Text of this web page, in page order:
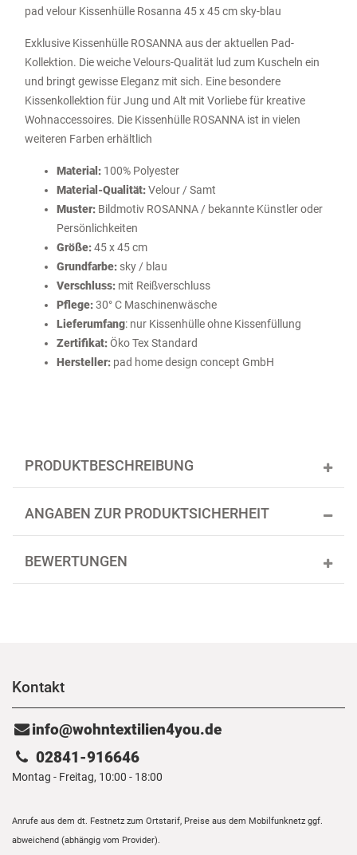
pad velour Kissenhülle Rosanna 45 x 45 cm sky-blau
Exklusive Kissenhülle ROSANNA aus der aktuellen Pad-
Kollektion. Die weiche Velours-Qualität lud zum Kuscheln ein
und bringt gewisse Eleganz mit sich. Eine besondere
Kissenkollektion für Jung und Alt mit Vorliebe für kreative
Wohnaccessoires. Die Kissenhülle ROSANNA ist in vielen
weiteren Farben erhältlich
Material: 100% Polyester
Material-Qualität:Velour / Samt
Muster: Bildmotiv ROSANNA / bekannte Künstler oder
Persönlichkeiten
Größe:45 x 45 cm
Grundfarbe: sky / blau
Verschluss: mit Reißverschluss
Pflege:30° C Maschinenwäsche
Lieferumfang: nur Kissenhülle ohne Kissenfüllung
Zertifikat:Öko Tex Standard
Hersteller: pad home design concept GmbH
PRODUKTBESCHREIBUNG
ANGABEN ZUR PRODUKTSICHERHEIT
BEWERTUNGEN
Kontakt
info@wohntextilien4you.de
02841-916646
Montag - Freitag, 10:00 - 18:00
Anrufe aus dem dt. Festnetz zum Ortstarif, Preise aus dem Mobilfunknetz ggf.
abweichend (abhängig vom Provider).